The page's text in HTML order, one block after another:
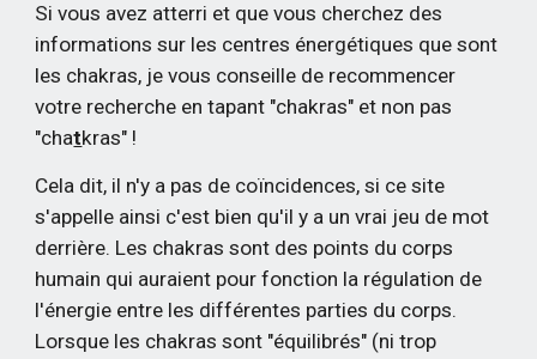
Si vous avez atterri et que vous cherchez des
informations sur les centres énergétiques que sont
les chakras, je vous conseille de recommencer
votre recherche en tapant "chakras" et non pas
"chatkras" !
Cela dit, il n'y a pas de coïncidences, si ce site
s'appelle ainsi c'est bien qu'il y a un vrai jeu de mot
derrière. Les chakras sont des points du corps
humain qui auraient pour fonction la régulation de
l'énergie entre les différentes parties du corps.
Lorsque les chakras sont "équilibrés" (ni trop